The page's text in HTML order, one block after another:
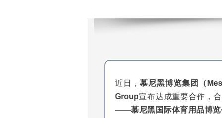
近日，慕尼黑博览集团（
Group宣布达成重要合作，
——慕尼黑国际体育用品博览